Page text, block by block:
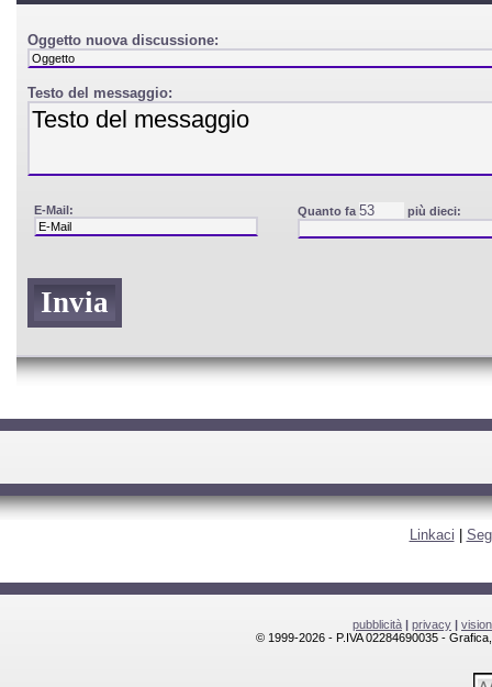
Oggetto nuova discussione:
Testo del messaggio:
E-Mail: Quanto fa più dieci:
Linkaci
pubblicità | privacy |
© 1999-2026 - P.IVA 02284690035 -